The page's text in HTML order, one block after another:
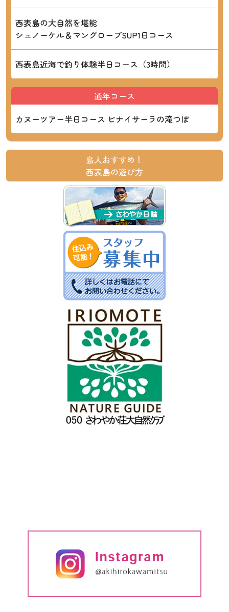
西表島の大自然を堪能
シュノーケル＆マングローブSUP1日コース
西表島近海で釣り体験半日コース（3時間）
通年コース
カヌーツアー半日コース ピナイサーラの滝つぼ
島人おすすめ！
西表島の遊び方